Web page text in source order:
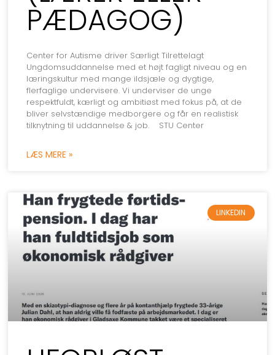
PÆDAGOG)
Center for Autisme driver Særligt Tilrettelagt
Ungdomsuddannelse med et højt fagligt niveau og en
læringskultur med mange ildsjæle og dygtige,
flerfaglige undervisere. Vi underviser de unge
respektfuldt, kærligt og ambitiøst med fokus på, at de
bliver selvstændige medborgere og får en realistisk
tilknytning til uddannelse & job. STU Center
LÆS MERE »
LINKEDIN